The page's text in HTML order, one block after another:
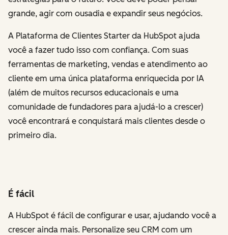
grande, agir com ousadia e expandir seus negócios.
A Plataforma de Clientes Starter da HubSpot ajuda
você a fazer tudo isso com confiança. Com suas
ferramentas de marketing, vendas e atendimento ao
cliente em uma única plataforma enriquecida por IA
(além de muitos recursos educacionais e uma
comunidade de fundadores para ajudá-lo a crescer)
você encontrará e conquistará mais clientes desde o
primeiro dia.
É fácil
A HubSpot é fácil de configurar e usar, ajudando você a
crescer ainda mais. Personalize seu CRM com um